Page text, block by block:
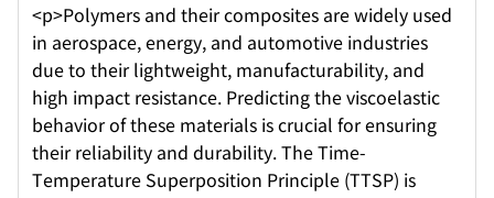
<p>Polymers and their composites are widely used
in aerospace, energy, and automotive industries
due to their lightweight, manufacturability, and
high impact resistance. Predicting the viscoelastic
behavior of these materials is crucial for ensuring
their reliability and durability. The Time-
Temperature Superposition Principle (TTSP) is